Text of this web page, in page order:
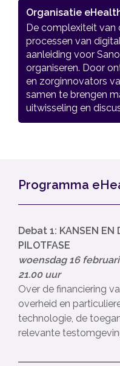
Organisatie
De complexiteit van
processen van
aanleiding voor
organiseren. Door
en zorginnovators
samen te brengen
uitwisseling en
Programma
Debat 1: KANSEN EN
PILOTFASE
woensdag 16
21.00 uur
Over de financiering
overheid en
technologie, de
relevante